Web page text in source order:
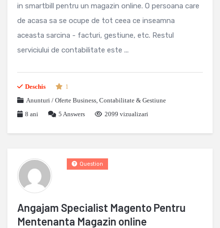
in smartbill pentru un magazin online. O persoana care
de acasa sa se ocupe de tot ceea ce inseamna
aceasta sarcina - facturi, gestiune, etc. Restul
serviciului de contabilitate este ...
Deschis
1
Anunturi / Oferte Business, Contabilitate & Gestiune
8 ani
5 Answers 2099 vizualizari
Angajam Specialist Magento Pentru
Mentenanta Magazin online
Question